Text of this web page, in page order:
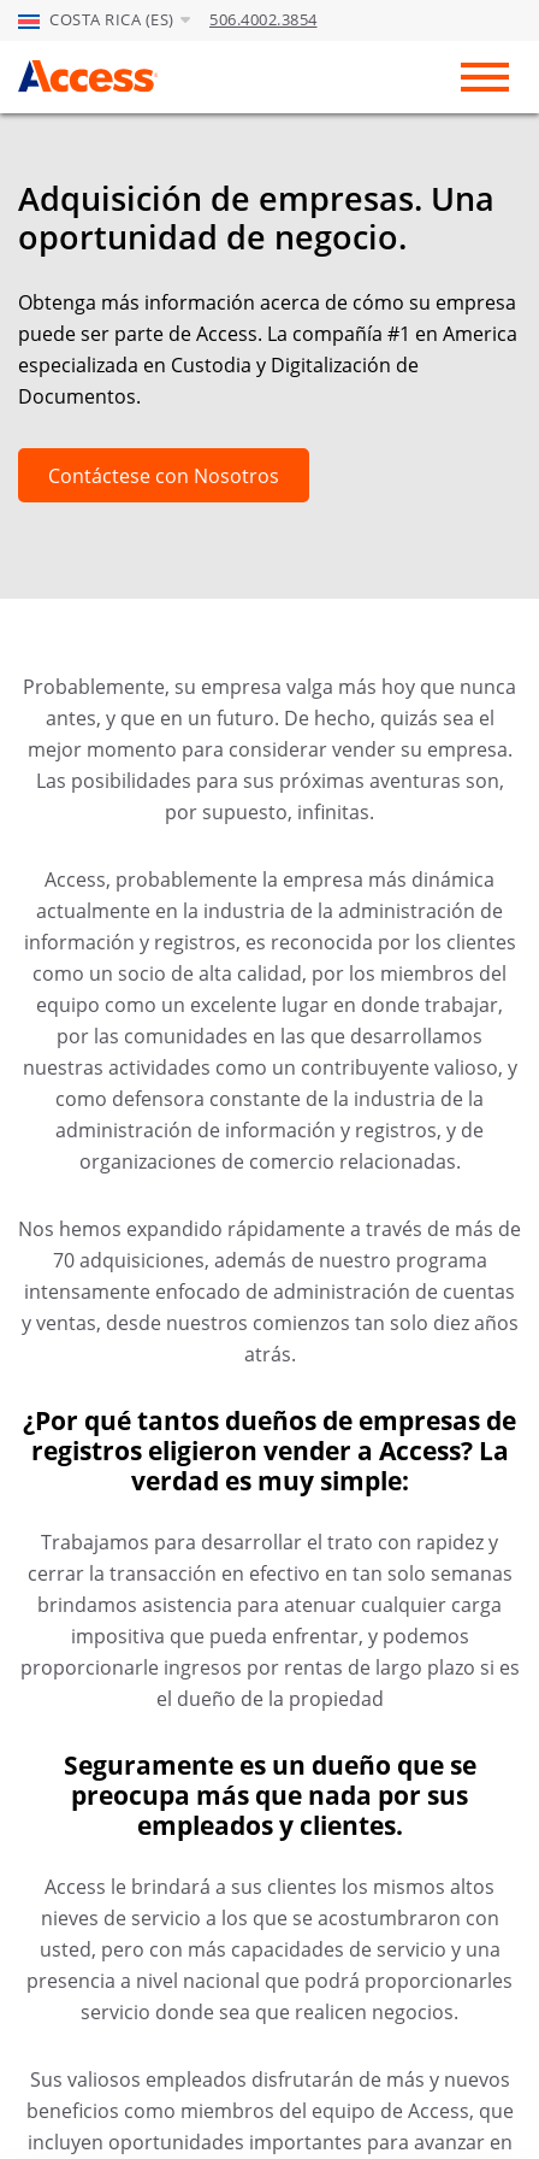
Skip to Main Content
COSTA RICA (ES) 506.4002.3854
Adquisición de empresas. Una
oportunidad de negocio.
Obtenga más información acerca de cómo su empresa
puede ser parte de Access. La compañía #1 en America
especializada en Custodia y Digitalización de
Documentos.
Contáctese con Nosotros
Probablemente, su empresa valga más hoy que nunca
antes, y que en un futuro. De hecho, quizás sea el
mejor momento para considerar vender su empresa.
Las posibilidades para sus próximas aventuras son,
por supuesto, infinitas.
Access, probablemente la empresa más dinámica
actualmente en la industria de la administración de
información y registros, es reconocida por los clientes
como un socio de alta calidad, por los miembros del
equipo como un excelente lugar en donde trabajar,
por las comunidades en las que desarrollamos
nuestras actividades como un contribuyente valioso, y
como defensora constante de la industria de la
administración de información y registros, y de
organizaciones de comercio relacionadas.
Nos hemos expandido rápidamente a través de más de
70 adquisiciones, además de nuestro programa
intensamente enfocado de administración de cuentas
y ventas, desde nuestros comienzos tan solo diez años
atrás.
¿Por qué tantos dueños de empresas de
registros eligieron vender a Access? La
verdad es muy simple:
Trabajamos para desarrollar el trato con rapidez y
cerrar la transacción en efectivo en tan solo semanas
brindamos asistencia para atenuar cualquier carga
impositiva que pueda enfrentar, y podemos
proporcionarle ingresos por rentas de largo plazo si es
el dueño de la propiedad
Seguramente es un dueño que se
preocupa más que nada por sus
empleados y clientes.
Access le brindará a sus clientes los mismos altos
nieves de servicio a los que se acostumbraron con
usted, pero con más capacidades de servicio y una
presencia a nivel nacional que podrá proporcionarles
servicio donde sea que realicen negocios.
Sus valiosos empleados disfrutarán de más y nuevos
beneficios como miembros del equipo de Access, que
incluyen oportunidades importantes para avanzar en